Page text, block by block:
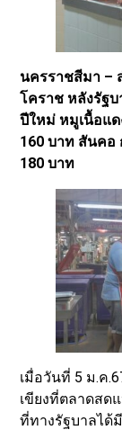
นครราชสีมา –
โคราช หลังรัฐ
ปีใหม่ หมูเนื้อแด
160 บาท สันคอ
180 บาท
เมื่อวันที่ 5 ม.ค
เขียงที่ตลาดสด
ที่ทางรัฐบาลได้